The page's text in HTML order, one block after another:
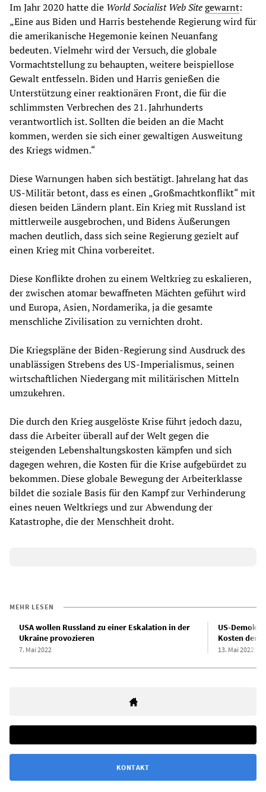
Im Jahr 2020 hatte die World Socialist Web Sitegewarnt:
„Eine aus Biden und Harris bestehende Regierung wird für
die amerikanische Hegemonie keinen Neuanfang
bedeuten. Vielmehr wird der Versuch, die globale
Vormachtstellung zu behaupten, weitere beispiellose
Gewalt entfesseln. Biden und Harris genießen die
Unterstützung einer reaktionären Front, die für die
schlimmsten Verbrechen des 21. Jahrhunderts
verantwortlich ist. Sollten die beiden an die Macht
kommen, werden sie sich einer gewaltigen Ausweitung
des Kriegs widmen.“
Diese Warnungen haben sich bestätigt. Jahrelang hat das
US-Militär betont, dass es einen „Großmachtkonflikt“ mit
diesen beiden Ländern plant. Ein Krieg mit Russland ist
mittlerweile ausgebrochen, und Bidens Äußerungen
machen deutlich, dass sich seine Regierung gezielt auf
einen Krieg mit China vorbereitet.
Diese Konflikte drohen zu einem Weltkrieg zu eskalieren,
der zwischen atomar bewaffneten Mächten geführt wird
und Europa, Asien, Nordamerika, ja die gesamte
menschliche Zivilisation zu vernichten droht.
Die Kriegspläne der Biden-Regierung sind Ausdruck des
unablässigen Strebens des US-Imperialismus, seinen
wirtschaftlichen Niedergang mit militärischen Mitteln
umzukehren.
Die durch den Krieg ausgelöste Krise führt jedoch dazu,
dass die Arbeiter überall auf der Welt gegen die
steigenden Lebenshaltungskosten kämpfen und sich
dagegen wehren, die Kosten für die Krise aufgebürdet zu
bekommen. Diese globale Bewegung der Arbeiterklasse
bildet die soziale Basis für den Kampf zur Verhinderung
eines neuen Weltkriegs und zur Abwendung der
Katastrophe, die der Menschheit droht.
MEHR LESEN
USA wollen Russland zu einer Eskalation in der
Ukraine provozieren
7. Mai 2022
US-
Kosten der
13. Mai 2022
KONTAKT